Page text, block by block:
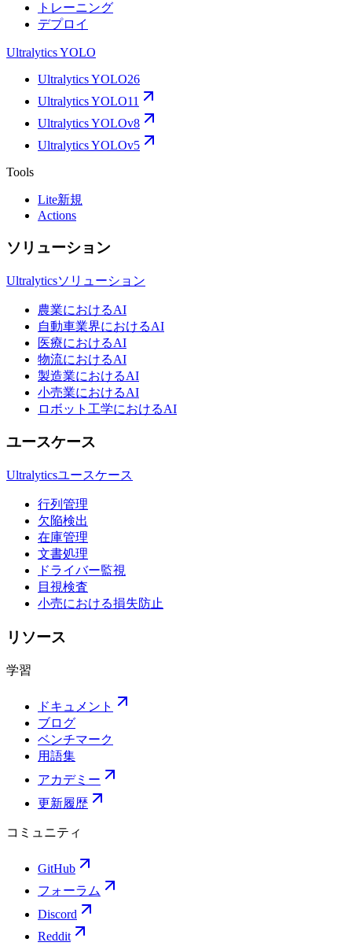
トレーニング
デプロイ
Ultralytics YOLO
Ultralytics YOLO26
Ultralytics YOLO11
Ultralytics YOLOv8
Ultralytics YOLOv5
Tools
Lite新規
Actions
ソリューション
Ultralyticsソリューション
農業におけるAI
自動車業界におけるAI
医療におけるAI
物流におけるAI
製造業におけるAI
小売業におけるAI
ロボット工学におけるAI
ユースケース
Ultralyticsユースケース
行列管理
欠陥検出
在庫管理
文書処理
ドライバー監視
目視検査
小売における損失防止
リソース
学習
ドキュメント
ブログ
ベンチマーク
用語集
アカデミー
更新履歴
コミュニティ
GitHub
フォーラム
Discord
Reddit